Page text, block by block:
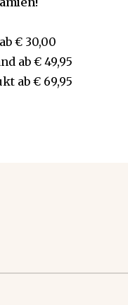
ab € 30,00
ab € 49,95
ab € 69,95